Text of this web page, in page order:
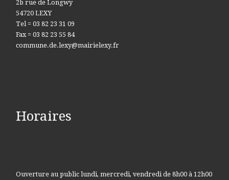
2b rue de Longwy
54720 LEXY
Tel = 03 82 23 31 09
Fax = 03 82 23 55 84
commune.de.lexy@mairielexy.fr
Horaires
Ouverture au public lundi, mercredi, vendredi de 8h00 à 12h00